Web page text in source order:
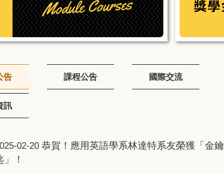
告 課程公告 國際交流
訊
02-20 恭賀！應用英語學系林達特系友榮獲「金鑰
」！